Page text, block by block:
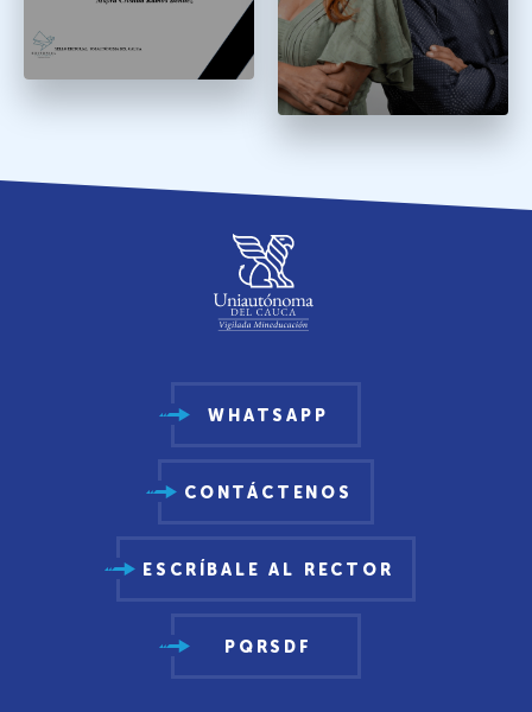
WHATSAPP
CONTÁCTENOS
ESCRÍBALE AL RECTOR
PQRSDF